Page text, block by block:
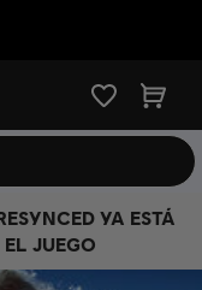
YA ESTÁ
JUEGO